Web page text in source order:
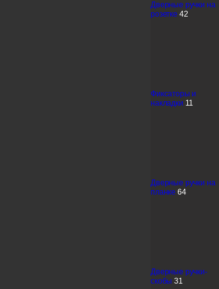
Дверные ручки на
розетке 42
Фиксаторы и
накладки 11
Дверные ручки на
планке 64
Дверные ручки-
скобы 31